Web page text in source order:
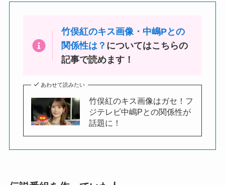
竹俣紅のキス画像・中嶋Pとの
関係性は？ についてはこちらの
記事で読めます！
あわせて読みたい
竹俣紅のキス画像はガセ！フ
ジテレビ中嶋Pとの関係性が
話題に！